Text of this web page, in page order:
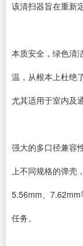
该清扫器旨在重新
本质安全，绿色清
温，从根本上杜绝
尤其适用于室内及
强大的多口径兼容
上不同规格的弹壳
5.56mm、7.62mm
任务。